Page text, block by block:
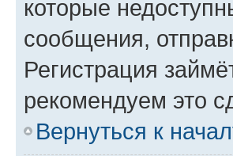
которые
сообщения,
Регистрация
рекомендуем это
Вернуться к